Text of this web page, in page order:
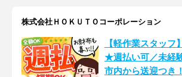
株式会社ＨＯＫＵＴＯコーポレーション
【軽作業スタッ
★週払い可／未経
市内から送迎つき！